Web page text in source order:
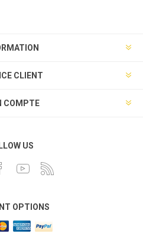
CLIENT
COMPTE
US
OPTIONS